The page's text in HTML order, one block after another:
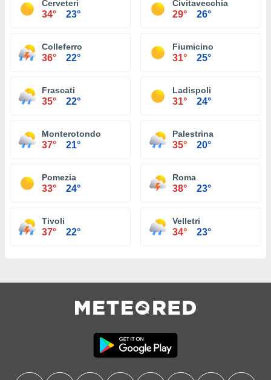
Cerveteri
34° 23°
Civitavecchia
29° 26°
Colleferro
36° 22°
Fiumicino
31° 25°
Frascati
35° 22°
Ladispoli
31° 24°
Monterotondo
37° 21°
Palestrina
35° 20°
Pomezia
33° 24°
Roma
38° 23°
Tivoli
37° 22°
Velletri
34° 23°